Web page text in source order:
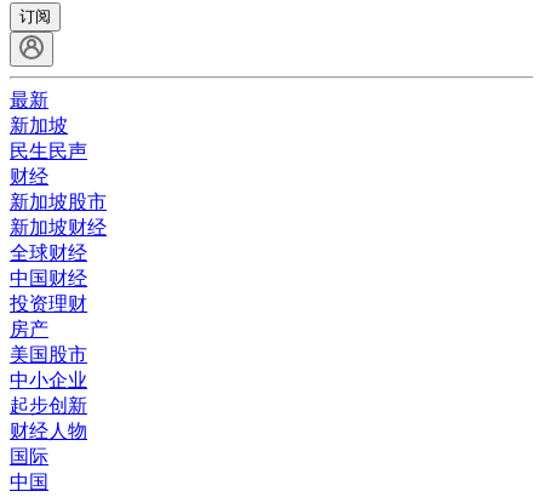
订阅
最新
新加坡
民生民声
财经
新加坡股市
新加坡财经
全球财经
中国财经
投资理财
房产
美国股市
中小企业
起步创新
财经人物
国际
中国